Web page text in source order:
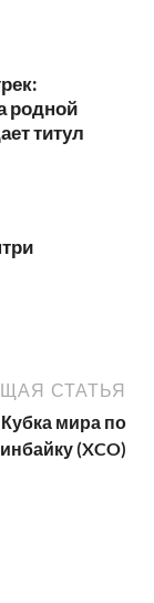
родной
титул
СТАТЬЯ
Кубка мира по
(XCO)